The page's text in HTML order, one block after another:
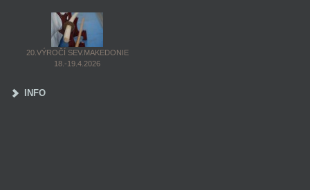
20.VÝROČÍ SEV.MAKEDONIE
18.-19.4.2026
INFO